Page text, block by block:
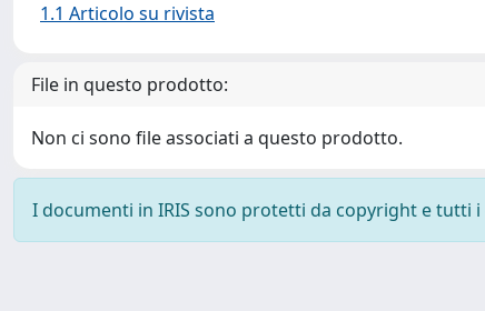
1.1 Articolo su rivista
File in questo prodotto:
Non ci sono file associati a questo prodotto.
I documenti in IRIS sono protetti da copyright e tutti